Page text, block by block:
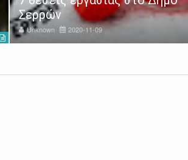
Σερρών
Unknown 2020-11-09